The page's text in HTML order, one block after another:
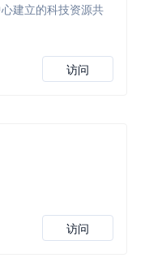
建立的科技资源共
访问
访问